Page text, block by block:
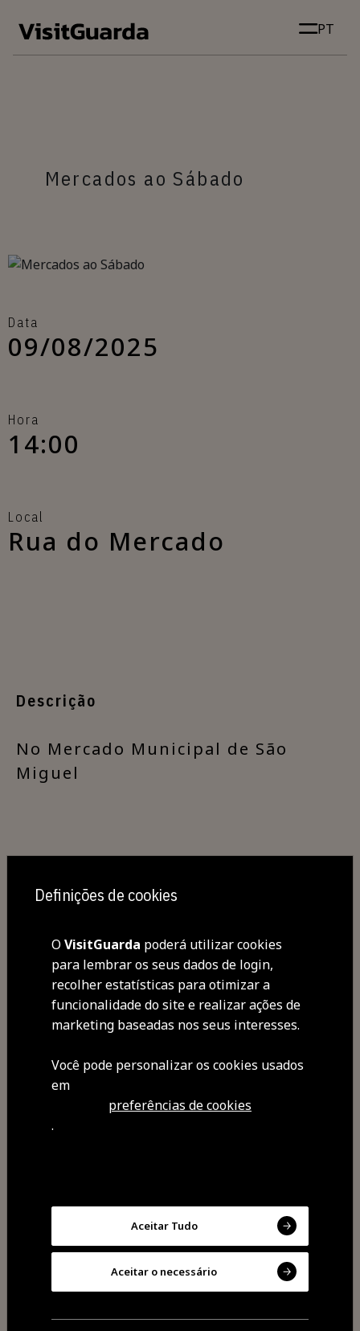
PT
Mercados ao Sábado
Data
09/08/2025
Hora
14:00
Local
Rua do Mercado
Descrição
​No Mercado Municipal de São
Miguel
Partilhar
Definições de cookies
OVisitGuarda poderá utilizar cookies
para lembrar os seus dados de login,
recolher estatísticas para otimizar a
funcionalidade do site e realizar ações de
marketing baseadas nos seus interesses.
Você pode personalizar os cookies usados ​​
em
preferências de cookies
.
Aceitar Tudo
Aceitar o necessário